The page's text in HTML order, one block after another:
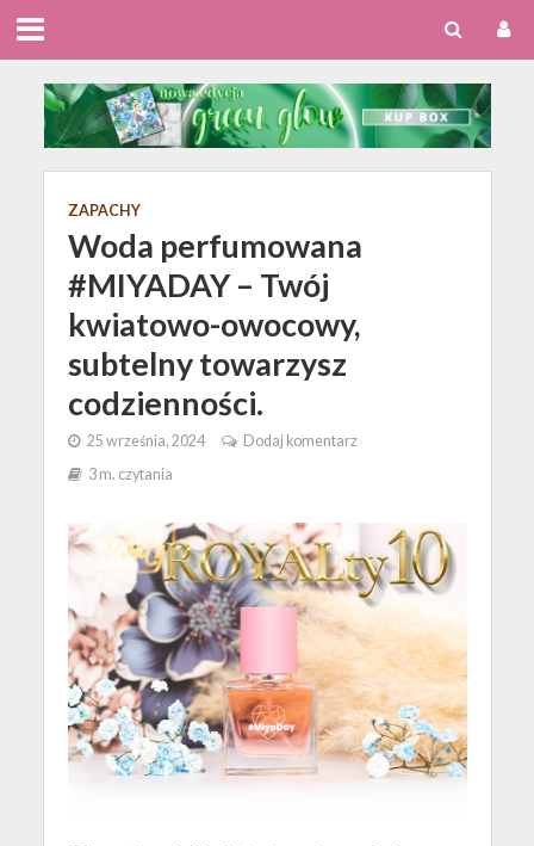
ZAPACHY
Woda perfumowana
#MIYADAY – Twój
kwiatowo-owocowy,
subtelny towarzysz
codzienności.
25 września, 2024
Dodaj komentarz
3 m. czytania